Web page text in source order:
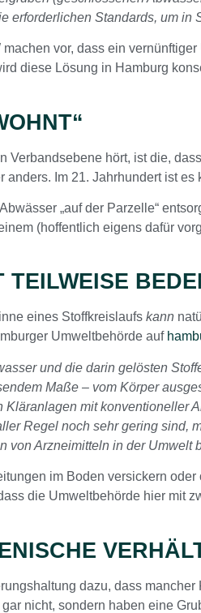
erforderlichen Standards, um
vor, dass ein
diese Lösung in Hamburg
Verbandsebene hört, ist die,
Im 21. Jahrhundert ist
„auf der Parzelle“
(hoffentlich eigens dafür
TEILWEISE
eines Stoffkreislaufs kann
Umweltbehörde auf
und die darin gelösten
Maße – vom Körper
mit konventioneller
Regel noch sehr gering sind,
von Arzneimitteln in der Umwelt
im Boden versickern
die Umweltbehörde hier mit
dazu, dass
nicht, sondern haben eine